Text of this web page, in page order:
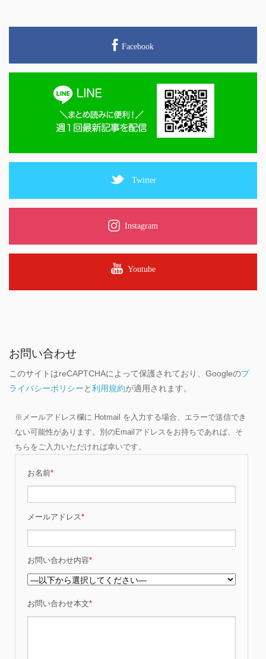
Facebook
Twitter
Instagram
Youtube
お問い合わせ
このサイトはreCAPTCHAによって保護されており、Googleのプ
ライバシーポリシーと利用規約が適用されます。
※メールアドレス欄に Hotmail を入力する場合、エラーで送信でき
ない可能性があります。別のEmailアドレスをお持ちであれば、そ
ちらをご入力いただければ幸いです。
お名前*
メールアドレス*
お問い合わせ内容*
お問い合わせ本文*